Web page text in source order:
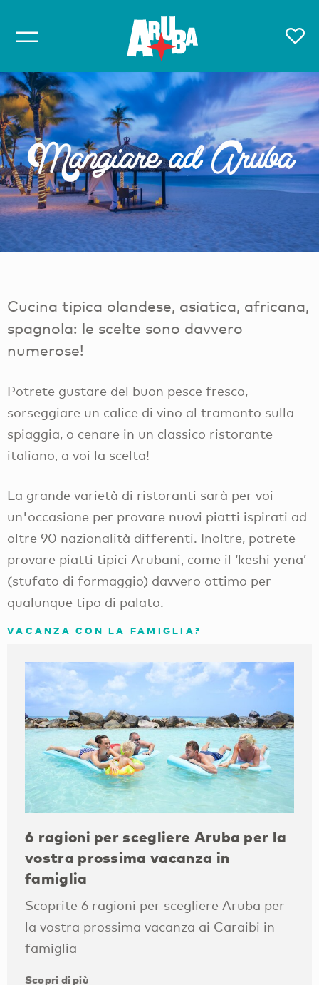
Mangiare ad Aruba
Cucina tipica olandese, asiatica, africana,
spagnola: le scelte sono davvero
numerose!
Potrete gustare del buon pesce fresco,
sorseggiare un calice di vino al tramonto sulla
spiaggia, o cenare in un classico ristorante
italiano, a voi la scelta!
La grande varietà di ristoranti sarà per voi
un'occasione per provare nuovi piatti ispirati ad
oltre 90 nazionalità differenti. Inoltre, potrete
provare piatti tipici Arubani, come il ‘keshi yena’
(stufato di formaggio) davvero ottimo per
qualunque tipo di palato.
VACANZA CON LA FAMIGLIA?
6 ragioni per scegliere Aruba per la
vostra prossima vacanza in
famiglia
Scoprite 6 ragioni per scegliere Aruba per
la vostra prossima vacanza ai Caraibi in
famiglia
Scopri di più